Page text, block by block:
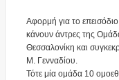
Αφορμή για το
κάνουν άντρες της
Θεσσαλονίκη και
Μ. Γενναδίου.
Τότε μία ομάδα 10